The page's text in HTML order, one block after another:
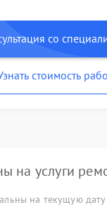
со
стоимость
на услуги
на текущую